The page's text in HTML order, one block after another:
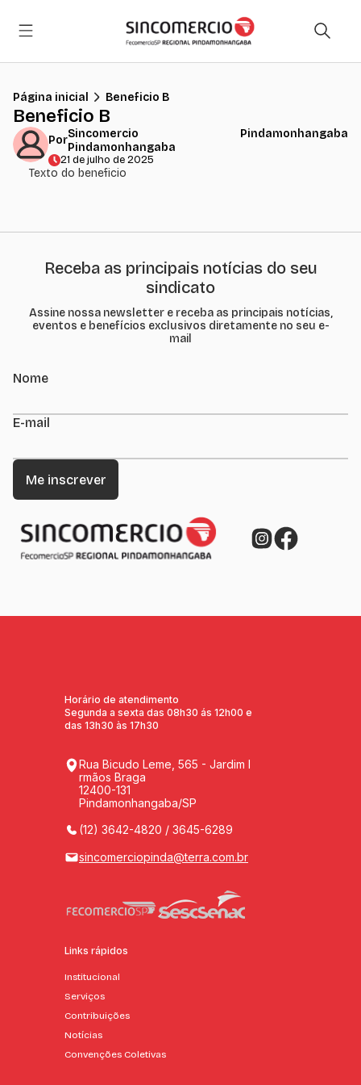
Página inicial Beneficio B
Beneficio B
PorSincomercio Pindamonhangaba
Pindamonhangaba
21 de julho de 2025
Texto do beneficio
Receba as principais notícias do seu
sindicato
Assine nossa newsletter e receba as principais notícias,
eventos e benefícios exclusivos diretamente no seu e-
mail
Nome
E-mail
Horário de atendimento
Segunda a sexta das 08h30 ás 12h00 e
das 13h30 às 17h30
Rua Bicudo Leme, 565 - Jardim I
rmãos Braga
12400-131
Pindamonhangaba/SP
(12) 3642-4820 / 3645-6289
sincomerciopinda@terra.com.br
Links rápidos
Institucional
Serviços
Contribuições
Notícias
Convenções Coletivas